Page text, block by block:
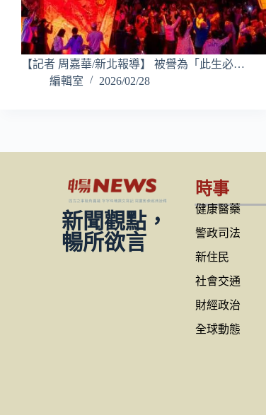
【記者 周嘉華/新北報導】 被譽為「此生必…
編輯室
2026/02/28
新聞觀點，
暢所欲言
時事
健康醫藥
警政司法
新住民
社會交通
財經政治
全球動態